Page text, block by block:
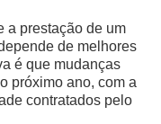
a prestação de um
de melhores
é que mudanças
próximo ano, com a
contratados pelo